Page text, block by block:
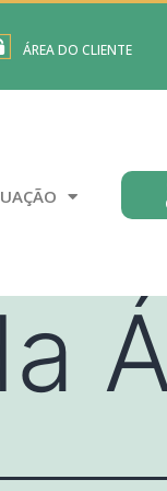
ÁREA DO CLIENTE